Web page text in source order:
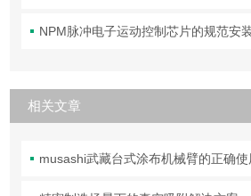
NPM脉冲电子运动控制芯片的规范安
相关文章
musashi武藏台式涂布机械臂的正确